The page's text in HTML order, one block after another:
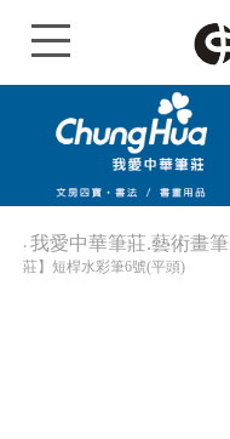
‧ 我愛中華筆莊.藝術畫筆
莊】短桿水彩筆6號(平頭)